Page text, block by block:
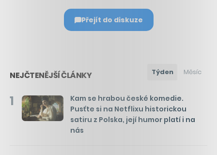
Přejít do diskuze
NEJČTENĚJŠÍ ČLÁNKY Týden Měsíc
1
Kam se hrabou české komedie.
Pusťte si na Netflixu historickou
satiru z Polska, její humor platí i na
nás